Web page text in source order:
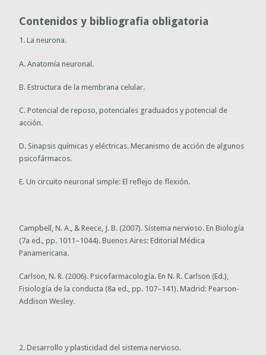
Contenidos y bibliografia obligatoria
1. La neurona.
A. Anatomía neuronal.
B. Estructura de la membrana celular.
C. Potencial de reposo, potenciales graduados y potencial de
acción.
D. Sinapsis químicas y eléctricas. Mecanismo de acción de algunos
psicofármacos.
E. Un circuito neuronal simple: El reflejo de flexión.
Campbell, N. A., & Reece, J. B. (2007). Sistema nervioso. En Biología
(7a ed., pp. 1011–1044). Buenos Aires: Editorial Médica
Panamericana.
Carlson, N. R. (2006). Psicofarmacología. En N. R. Carlson (Ed.),
Fisiología de la conducta (8a ed., pp. 107–141). Madrid: Pearson-
Addison Wesley.
2. Desarrollo y plasticidad del sistema nervioso.